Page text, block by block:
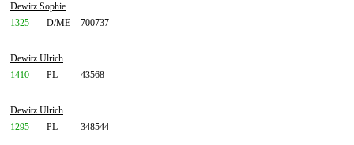
Dewitz Sophie
1325
D/ME 700737
Dewitz Ulrich
1410
PL 43568
Dewitz Ulrich
1295
PL 348544